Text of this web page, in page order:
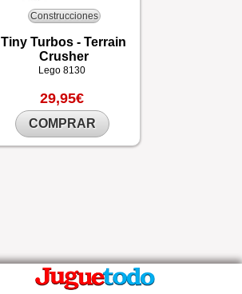
Construcciones
Tiny Turbos - Terrain
Crusher
Lego 8130
29,95€
COMPRAR